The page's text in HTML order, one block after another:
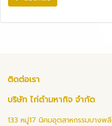
ติดต่อเรา
บริษัท ไก่ดำมหากิจ จำกัด
133 หมู่17 นิคมอุตสาหกรรมบางพลี